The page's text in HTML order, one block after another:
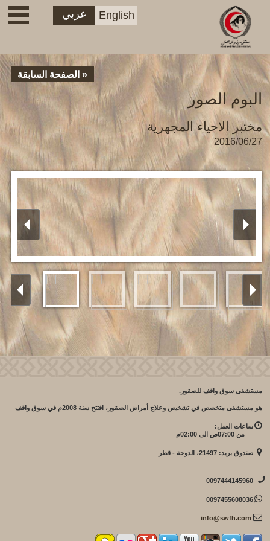
عربي English
البوم الصور
« الصفحة السابقة
مختبر الاحياء المجهرية
2016/06/27
مستشفى سوق واقف للصقور.
هو مستشفى متخصص في تشخيص وعلاج أمراض الصقور، افتتح سنة 2008م في سوق واقف
ساعات العمل:
من 07:00ص الى 02:00م
صندوق بريد: 21497، الدوحة - قطر
0097444145960
0097455608036
info@swfh.com